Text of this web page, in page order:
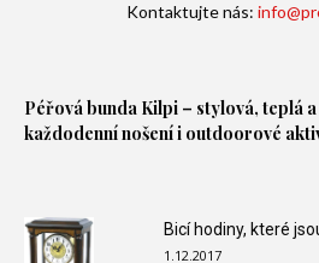
Kontaktujte nás:
Péřová bunda Kilpi – stylová, teplá
každodenní nošení i outdoorové
Bicí hodiny, které
1.12.2017